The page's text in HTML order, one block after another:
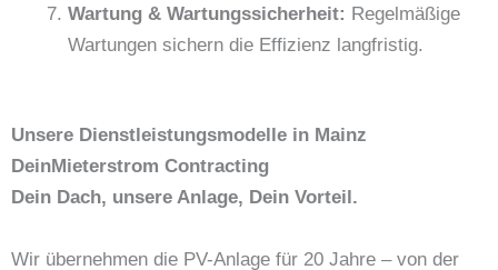
Wartung & Wartungssicherheit: Regelmäßige
Wartungen sichern die Effizienz langfristig.
Unsere Dienstleistungsmodelle in Mainz
DeinMieterstrom Contracting
Dein Dach, unsere Anlage, Dein Vorteil.
Wir übernehmen die PV-Anlage für 20 Jahre – von der